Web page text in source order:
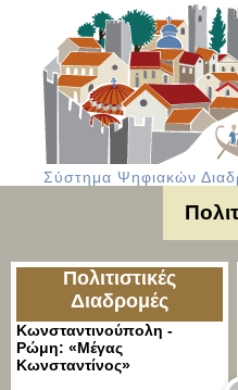
Σύστημα Ψηφιακών
Πολιτιστικές
Διαδρομές
Κωνσταντινούπολη -
Ρώμη: «Μέγας
Κωνσταντίνος»